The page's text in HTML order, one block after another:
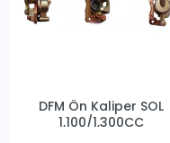
DFM Ön Kaliper SOL
1,100/1,300CC